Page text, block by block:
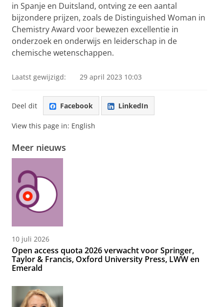
in Spanje en Duitsland, ontving ze een aantal
bijzondere prijzen, zoals de Distinguished Woman in
Chemistry Award voor bewezen excellentie in
onderzoek en onderwijs en leiderschap in de
chemische wetenschappen.
Laatst gewijzigd: 29 april 2023 10:03
Deel dit Facebook LinkedIn
View this page in: English
Meer nieuws
10 juli 2026
Open access quota 2026 verwacht voor Springer,
Taylor & Francis, Oxford University Press, LWW en
Emerald